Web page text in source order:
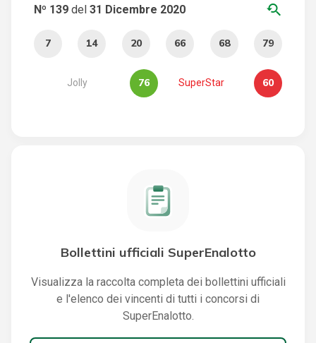
Nº 139 del 31 Dicembre 2020 youtube_searched_for
7 14 20 66 68 79
Jolly 76 SuperStar 60
Bollettini ufficiali SuperEnalotto
Visualizza la raccolta completa dei bollettini ufficiali
e l'elenco dei vincenti di tutti i concorsi di
SuperEnalotto.